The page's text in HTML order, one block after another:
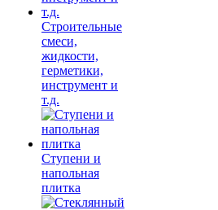
Строительные
смеси,
жидкости,
герметики,
инструмент и
т.д.
Ступени и
напольная
плитка